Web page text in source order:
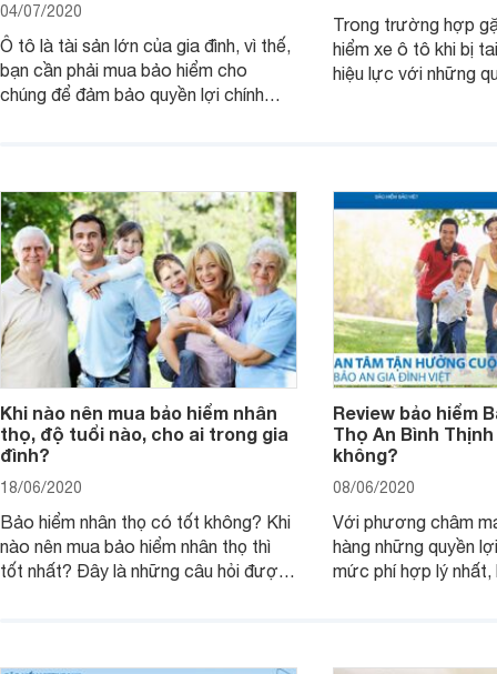
04/07/2020
Ô tô là tài sản lớn của gia đình, vì thế,
bạn cần phải mua bảo hiểm cho
chúng để đảm bảo quyền lợi chính
hiểm ô tô ra sao?
Trong trường hợp
hiểm xe ô tô khi bị
hiệu lực với những
ích tối ưu.
Khi nào nên mua bảo hiểm nhân
thọ, độ tuổi nào, cho ai trong gia
đình?
18/06/2020
Bảo hiểm nhân thọ có tốt không? Khi
nào nên mua bảo hiểm nhân thọ thì
tốt nhất? Đây là những câu hỏi được
trả lời chính xác nhất, bạn hãy tham
Review bảo hiểm
Thọ An Bình
không?
08/06/2020
Với phương châm
hàng những quyền
mức phí hợp lý
sự quan tâm và lựa